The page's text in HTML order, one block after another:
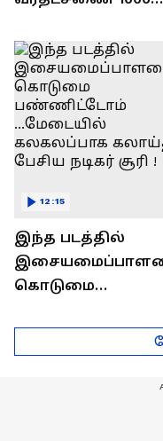
ரொக்கம் எவ்வளவு
தெரியுமா?
இந்த படத்தில்
கொடுமை
...மேடையில்
கலகலப்பாக
12:15